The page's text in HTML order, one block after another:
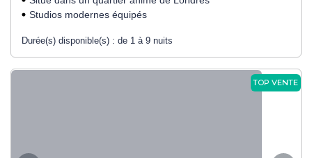
Studios modernes équipés
Durée(s) disponible(s) : de 1 à 9 nuits
TOP VENTE